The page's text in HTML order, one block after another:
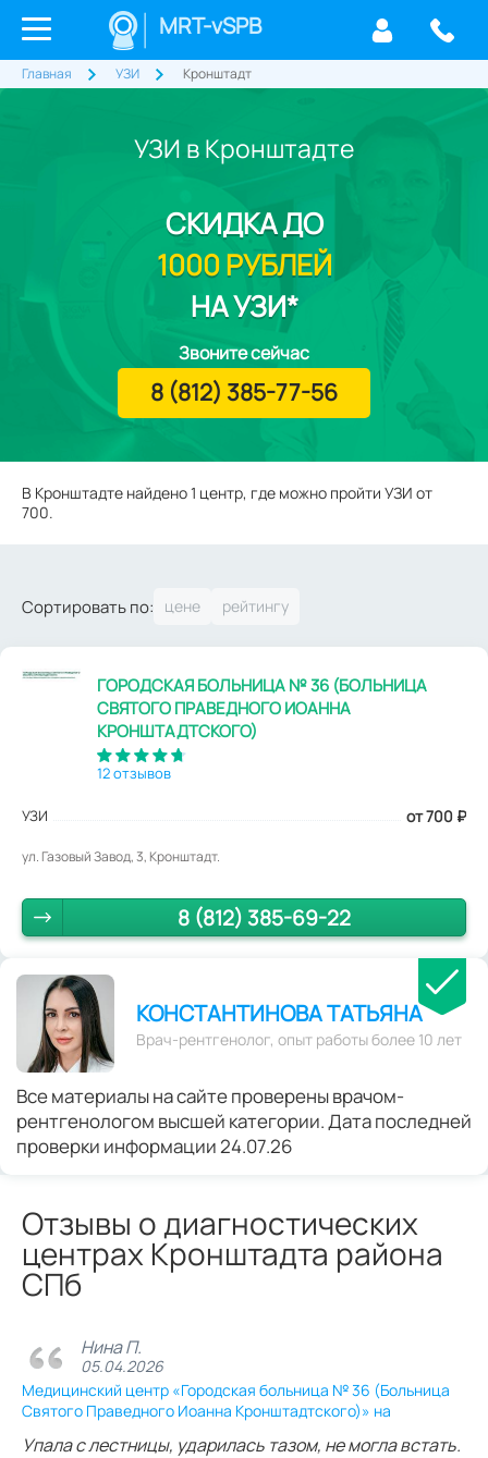
MRT-vSPB
Главная УЗИ Кронштадт
УЗИ в Кронштадте
В Кронштадте найдено 1 центр, где можно пройти УЗИ от
700.
СКИДКАДО
1000 РУБЛЕЙ
НА УЗИ*
Звоните сейчас
8 (812) 385-77-56
Сортировать по:
ГОРОДСКАЯ БОЛЬНИЦА № 36 (БОЛЬНИЦА
СВЯТОГО ПРАВЕДНОГО ИОАННА
КРОНШТАДТСКОГО)
12 отзывов
УЗИ от 700 ₽
ул. Газовый Завод, 3, Кронштадт.
8 (812) 385-69-22
КОНСТАНТИНОВА ТАТЬЯНА
Врач-рентгенолог, опыт работы более 10 лет
Все материалы на сайте проверены врачом-
рентгенологом высшей категории. Дата последней
проверки информации 24.07.26
Отзывы о диагностических
центрах Кронштадта района
СПб
Нина П.
05.04.2026
Медицинский центр «Городская больница № 36 (Больница
Святого Праведного Иоанна Кронштадтского)» на
Упала с лестницы, ударилась тазом, не могла встать.